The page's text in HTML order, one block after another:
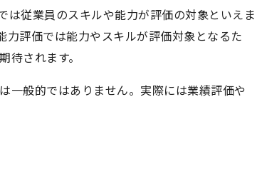
は従業員のスキルや能力が評価の対象といえま
力評価では能力やスキルが評価対象となるた
されます。
一般的ではありません。実際には業績評価や